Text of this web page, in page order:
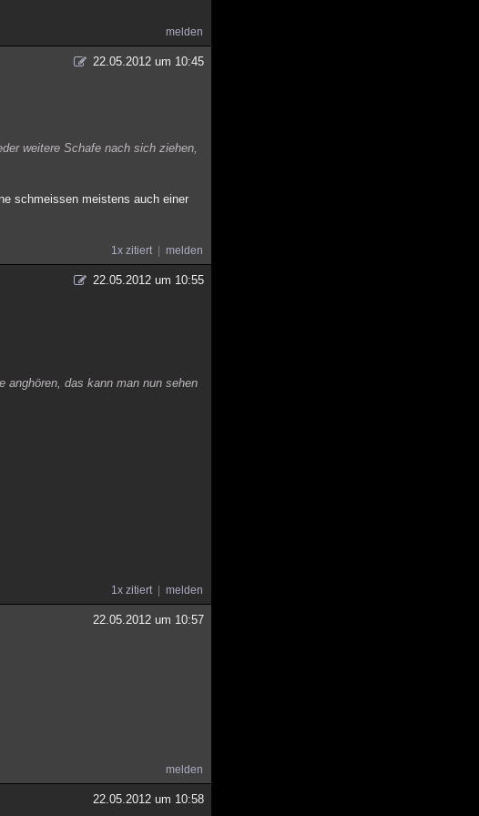
melden
22.05.2012 um 10:45
weitere Schafe nach sich ziehen,
schmeissen meistens auch einer
1x zitiert melden
22.05.2012 um 10:55
anghören, das kann man nun sehen
1x zitiert melden
22.05.2012 um 10:57
melden
22.05.2012 um 10:58